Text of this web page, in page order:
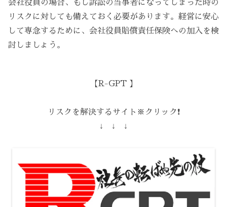
会社役員の場合、もし訴訟の当事者になってしまった時の
リスクに対しても備えておく必要があります。経営に安心
して専念するために、会社役員賠償責任保険への加入を検
討しましょう。
【R-GPT 】
リスクを解決するサイト※クリック❗️
↓ ↓ ↓